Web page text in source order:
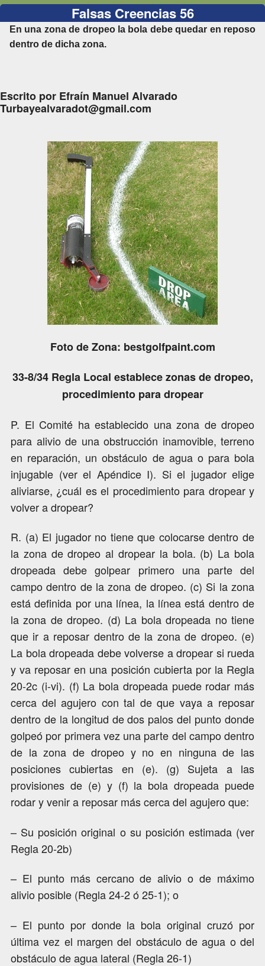
Falsas Creencias 56
En una zona de dropeo la bola debe quedar en reposo
dentro de dicha zona.
Escrito por Efraín Manuel Alvarado
Turbayealvaradot@gmail.com
Foto de Zona: bestgolfpaint.com
33-8/34 Regla Local establece zonas de dropeo,
procedimiento para dropear
P. El Comité ha establecido una zona de dropeo
para alivio de una obstrucción inamovible, terreno
en reparación, un obstáculo de agua o para bola
injugable (ver el Apéndice I). Si el jugador elige
aliviarse, ¿cuál es el procedimiento para dropear y
volver a dropear?
R. (a) El jugador no tiene que colocarse dentro de
la zona de dropeo al dropear la bola. (b) La bola
dropeada debe golpear primero una parte del
campo dentro de la zona de dropeo. (c) Si la zona
está definida por una línea, la línea está dentro de
la zona de dropeo. (d) La bola dropeada no tiene
que ir a reposar dentro de la zona de dropeo. (e)
La bola dropeada debe volverse a dropear si rueda
y va reposar en una posición cubierta por la Regla
20-2c (i-vi). (f) La bola dropeada puede rodar más
cerca del agujero con tal de que vaya a reposar
dentro de la longitud de dos palos del punto donde
golpeó por primera vez una parte del campo dentro
de la zona de dropeo y no en ninguna de las
posiciones cubiertas en (e). (g) Sujeta a las
provisiones de (e) y (f) la bola dropeada puede
rodar y venir a reposar más cerca del agujero que:
– Su posición original o su posición estimada (ver
Regla 20-2b)
– El punto más cercano de alivio o de máximo
alivio posible (Regla 24-2 ó 25-1); o
– El punto por donde la bola original cruzó por
última vez el margen del obstáculo de agua o del
obstáculo de agua lateral (Regla 26-1)